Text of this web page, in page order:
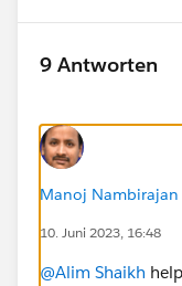
9 Antworten
Manoj
10. Juni 2023, 16:48
@Alim Shaikh